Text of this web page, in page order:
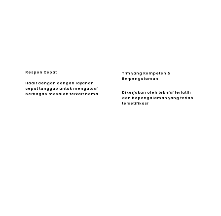
Tim yang Kompeten &
Berpengalaman
Dikerjakan oleh teknisi terlatih
dan bepengalaman yang terlah
tersetifikasi
Respon Cepat
Hadir dengan dengan layanan
cepat tanggap untuk mengatasi
berbagao masalah terkait hama